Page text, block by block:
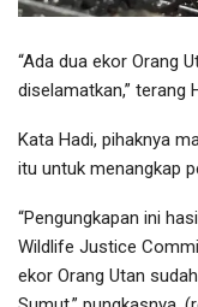
“Ada dua ekor Orang
diselamatkan,” terang
Kata Hadi, pihaknya
itu untuk menangkap
“Pengungkapan ini
Wildlife Justice
ekor Orang Utan